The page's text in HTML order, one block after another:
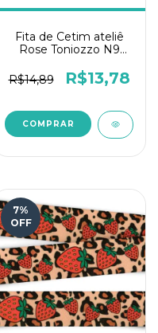
Fita de Cetim ateliê
Rose Toniozzo N9
R$14,89
R$13,78
7%
OFF